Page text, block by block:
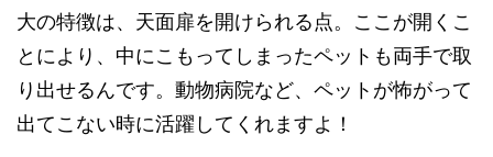
大の特徴は、天面扉を開けられる点。ここが開くこ
とにより、中にこもってしまったペットも両手で取
り出せるんです。動物病院など、ペットが怖がって
出てこない時に活躍してくれますよ！